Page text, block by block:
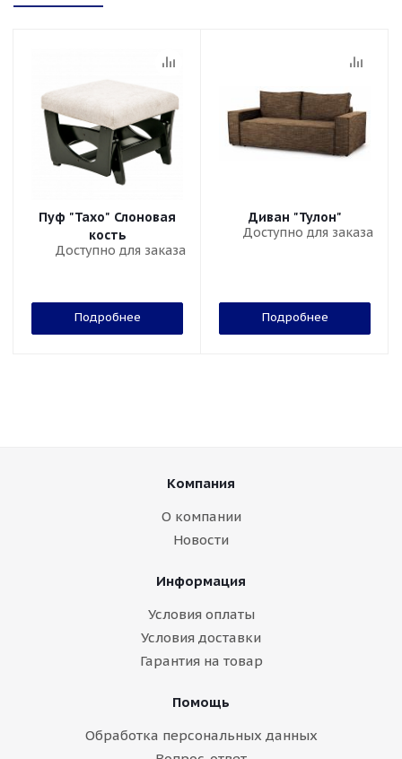
Пуф "Тахо" Слоновая
кость
Доступно для заказа
Подробнее
Диван "Тулон"
Доступно для заказа
Подробнее
Компания
О компании
Новости
Информация
Условия оплаты
Условия доставки
Гарантия на товар
Помощь
Обработка персональных данных